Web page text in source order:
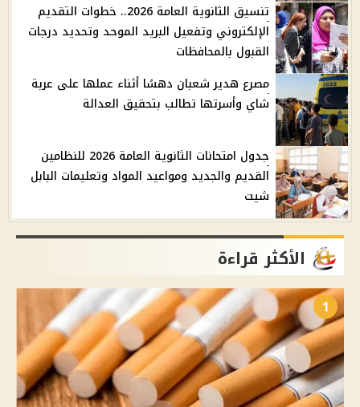
تنسيق الثانوية العامة 2026.. خطوات التقديم
الإلكتروني وتفعيل البريد الموحد وتحديد درجات
القبول بالمحافظات
مصرع هدير شعبان دهسًا أثناء عملها على عربة
شاي وأسرتها تطالب بتحقيق العدالة
جدول امتحانات الثانوية العامة 2026 للنظامين
القديم والجديد ومواعيد المواد وتعليمات البابل
شيت
الأكثر قراءة
1